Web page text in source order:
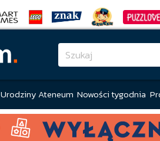
Urodziny Ateneum Nowości tygodnia